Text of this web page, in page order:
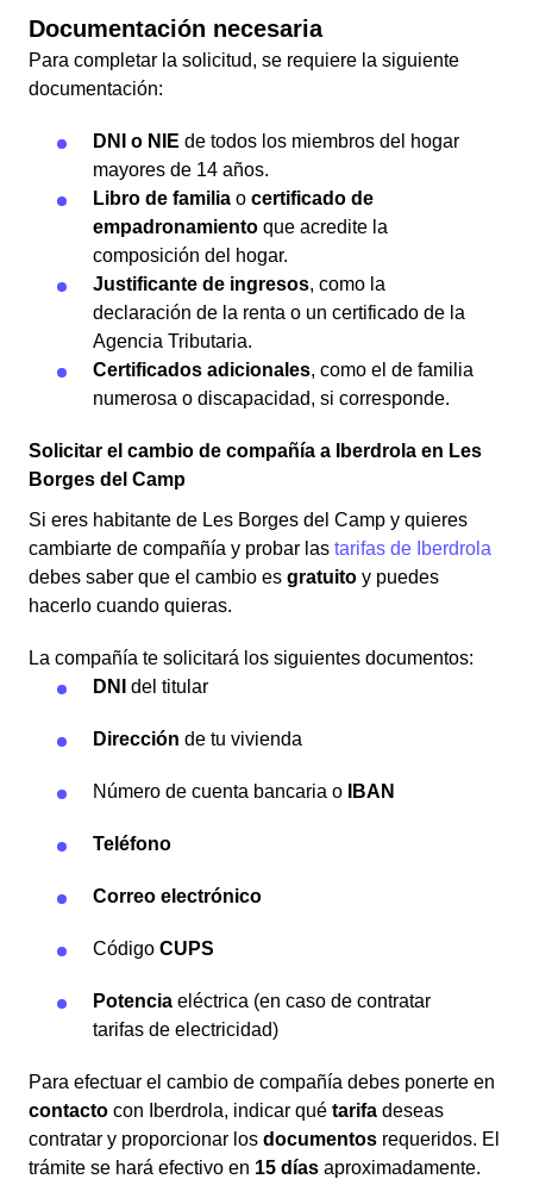
Documentación necesaria
Para completar la solicitud, se requiere la siguiente
documentación:
DNI o NIE de todos los miembros del hogar
mayores de 14 años.
Libro de familia o certificado de
empadronamiento que acredite la
composición del hogar.
Justificante de ingresos, como la
declaración de la renta o un certificado de la
Agencia Tributaria.
Certificados adicionales, como el de familia
numerosa o discapacidad, si corresponde.
Solicitar el cambio de compañía a Iberdrola en Les
Borges del Camp
Si eres habitante de Les Borges del Camp y quieres
cambiarte de compañía y probar las tarifas de Iberdrola
debes saber que el cambio es gratuito y puedes
hacerlo cuando quieras.
La compañía te solicitará los siguientes documentos:
DNI del titular
Dirección de tu vivienda
Número de cuenta bancaria o IBAN
Teléfono
Correo electrónico
Código CUPS
Potencia eléctrica (en caso de contratar
tarifas de electricidad)
Para efectuar el cambio de compañía debes ponerte en
contacto con Iberdrola, indicar qué tarifa deseas
contratar y proporcionar los documentos requeridos. El
trámite se hará efectivo en 15 días aproximadamente.